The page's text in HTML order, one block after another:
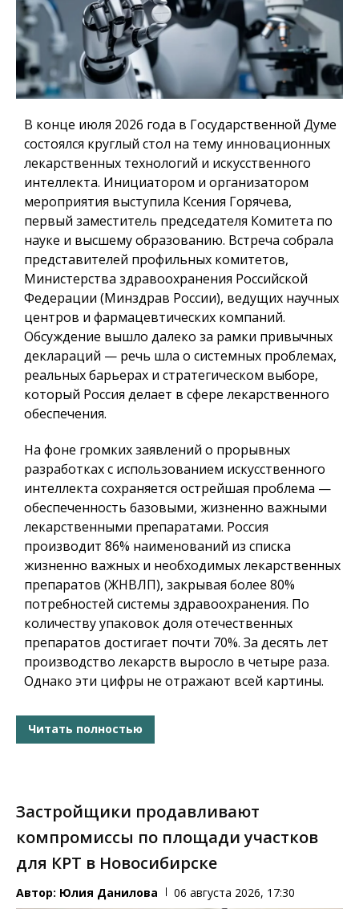
В конце июля 2026 года в Государственной Думе
состоялся круглый стол на тему инновационных
лекарственных технологий и искусственного
интеллекта. Инициатором и организатором
мероприятия выступила Ксения Горячева,
первый заместитель председателя Комитета по
науке и высшему образованию. Встреча собрала
представителей профильных комитетов,
Министерства здравоохранения Российской
Федерации (Минздрав России), ведущих научных
центров и фармацевтических компаний.
Обсуждение вышло далеко за рамки привычных
деклараций — речь шла о системных проблемах,
реальных барьерах и стратегическом выборе,
который Россия делает в сфере лекарственного
обеспечения.
На фоне громких заявлений о прорывных
разработках с использованием искусственного
интеллекта сохраняется острейшая проблема —
обеспеченность базовыми, жизненно важными
лекарственными препаратами. Россия
производит 86% наименований из списка
жизненно важных и необходимых лекарственных
препаратов (ЖНВЛП), закрывая более 80%
потребностей системы здравоохранения. По
количеству упаковок доля отечественных
препаратов достигает почти 70%. За десять лет
производство лекарств выросло в четыре раза.
Однако эти цифры не отражают всей картины.
Читать полностью
Застройщики продавливают
компромиссы по площади участков
для КРТ в Новосибирске
Автор: Юлия Данилова 06 августа 2026, 17:30